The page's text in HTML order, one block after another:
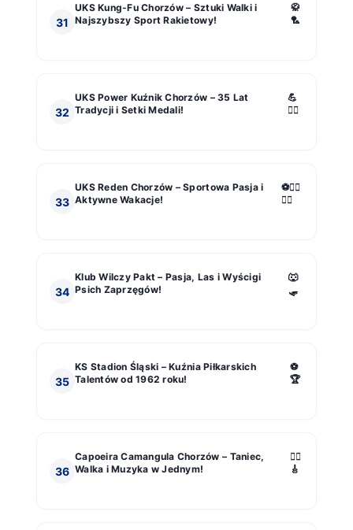
31
UKS Kung-Fu Chorzów – Sztuki Walki i
Najszybszy Sport Rakietowy!
🥋
🏸
32
UKS Power Kuźnik Chorzów – 35 Lat
Tradycji i Setki Medali!
💪
🏋️‍♂️
33
UKS Reden Chorzów – Sportowa Pasja i
Aktywne Wakacje!
⚽️🏊‍♂️
🚴‍♂️
34
Klub Wilczy Pakt – Pasja, Las i Wyścigi
Psich Zaprzęgów!
🐺
🛷
35
KS Stadion Śląski – Kuźnia Piłkarskich
Talentów od 1962 roku!
⚽️
🏆
36
Capoeira Camangula Chorzów – Taniec,
Walka i Muzyka w Jednym!
🤸‍♂️
🎸